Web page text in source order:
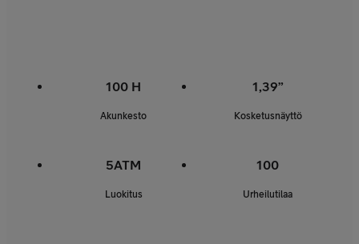
100 H
Akunkesto
1,39”
Kosketusnäyttö
5ATM
Luokitus
100
Urheilutilaa